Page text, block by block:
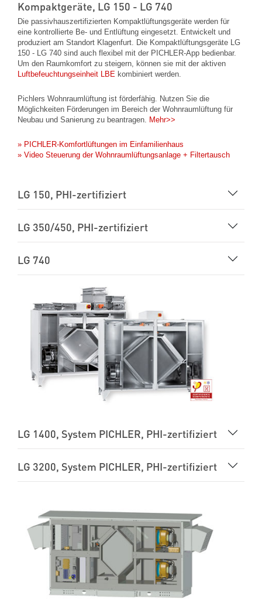
Kompaktgeräte, LG 150 - LG 740
Die passivhauszertifizierten Kompaktlüftungsgeräte werden für
eine kontrollierte Be- und Entlüftung eingesetzt. Entwickelt und
produziert am Standort Klagenfurt. Die Kompaktlüftungsgeräte LG
150 - LG 740 sind auch flexibel mit der PICHLER-App bedienbar.
Um den Raumkomfort zu steigern, können sie mit der aktiven
Luftbefeuchtungseinheit LBE kombiniert werden.
Pichlers Wohnraumlüftung ist förderfähig. Nutzen Sie die
Möglichkeiten Förderungen im Bereich der Wohnraumlüftung für
Neubau und Sanierung zu beantragen. Mehr>>
» PICHLER-Komfortlüftungen im Einfamilienhaus
» Video Steuerung der Wohnraumlüftungsanlage + Filtertausch
LG 150, PHI-zertifiziert
LG 350/450, PHI-zertifiziert
LG 740
LG 1400, System PICHLER, PHI-zertifiziert
LG 3200, System PICHLER, PHI-zertifiziert